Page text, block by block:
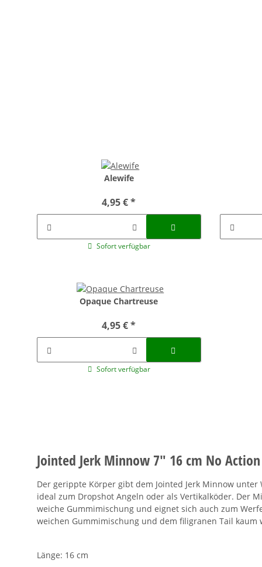
Alewife
4,95 €*
Sofort verfügbar
Opaque Chartreuse
4,95 €*
Sofort verfügbar
Jointed Jerk Minnow 7" 16 cm No
Der gerippte Körper gibt dem Jointed Jerk Minnow
ideal zum Dropshot Angeln oder als Vertikalköder. Der
weiche Gummimischung und eignet sich auch zum
weichen Gummimischung und dem filigranen Tail kaum
Länge: 16 cm